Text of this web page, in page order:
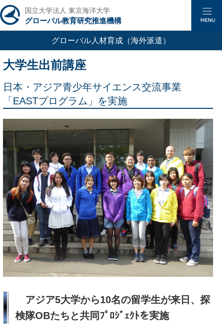
国立大学法人 東京海洋大学
グローバル教育研究推進機構
グローバル人材育成（海外派遣）
大学生出前講座
日本・アジア青少年サイエンス交流事業
「EASTプログラム」を実施
アジア5大学から10名の留学生が来日、探
検隊OBたちと共同ﾌﾟﾛｼﾞｪｸﾄを実施